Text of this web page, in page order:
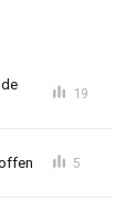
19
5